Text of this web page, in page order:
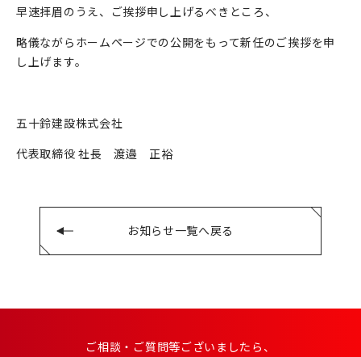
早速拝眉のうえ、ご挨拶申し上げるべきところ、
略儀ながらホームページでの公開をもって新任のご挨拶を申
し上げます。
五十鈴建設株式会社
代表取締役 社長 渡邉 正裕
お知らせ一覧へ戻る
ご相談・ご質問等ございましたら、